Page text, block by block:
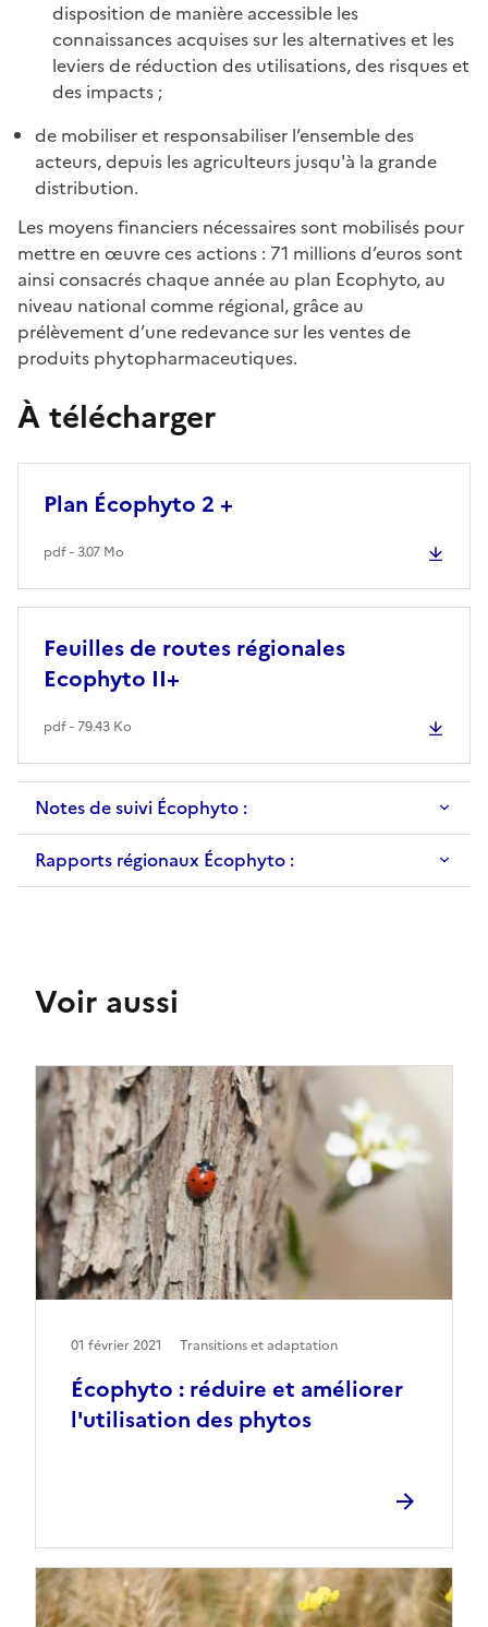
disposition de manière accessible les
connaissances acquises sur les alternatives et les
leviers de réduction des utilisations, des risques et
des impacts ;
de mobiliser et responsabiliser l’ensemble des
acteurs, depuis les agriculteurs jusqu'à la grande
distribution.
Les moyens financiers nécessaires sont mobilisés pour
mettre en œuvre ces actions : 71 millions d’euros sont
ainsi consacrés chaque année au plan Ecophyto, au
niveau national comme régional, grâce au
prélèvement d’une redevance sur les ventes de
produits phytopharmaceutiques.
À télécharger
Plan Écophyto 2 +
pdf - 3.07 Mo
Feuilles de routes régionales
Ecophyto II+
pdf - 79.43 Ko
Notes de suivi Écophyto :
Rapports régionaux Écophyto :
Voir aussi
Écophyto : réduire et améliorer
l'utilisation des phytos
01 février 2021 Transitions et adaptation